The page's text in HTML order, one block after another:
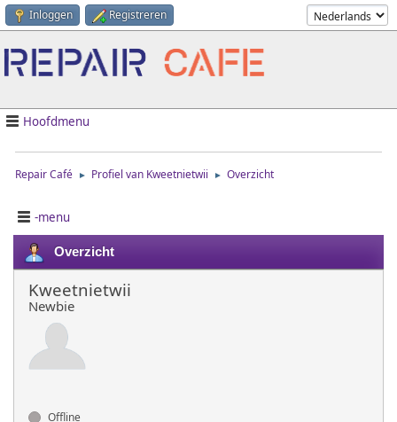
Inloggen Registreren
Hoofdmenu
Repair Café ► Profiel van Kweetnietwii ► Overzicht
-menu
Overzicht
Kweetnietwii
Newbie
Offline